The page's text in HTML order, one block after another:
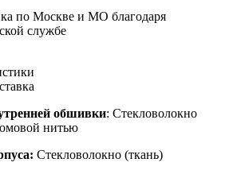
по Москве и МО благодаря
службе
обшивки: Стекловолокно
нитью
Стекловолокно (ткань)